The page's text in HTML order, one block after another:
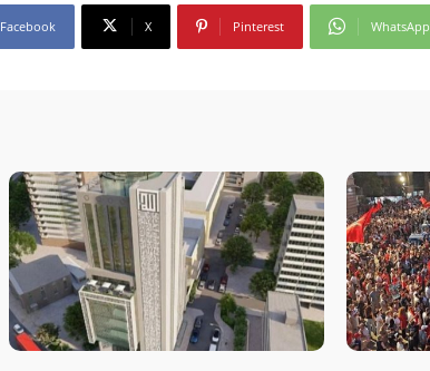
Facebook X Pinterest WhatsApp